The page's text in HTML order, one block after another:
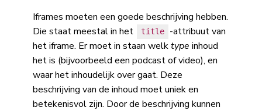
Iframes moeten een goede beschrijving hebben.
Die staat meestal in het
title
-attribuut van
het iframe. Er moet in staan welktype inhoud
het is (bijvoorbeeld een podcast of video), en
waar het inhoudelijk over gaat. Deze
beschrijving van de inhoud moet uniek en
betekenisvol zijn. Door de beschrijving kunnen